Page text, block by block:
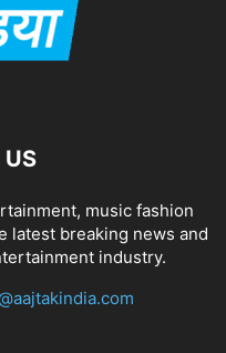
music fashion
latest breaking news and
industry.